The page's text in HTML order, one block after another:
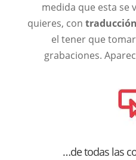
medida que esta se
quieres, con
el tener que
grabaciones.
…de todas las